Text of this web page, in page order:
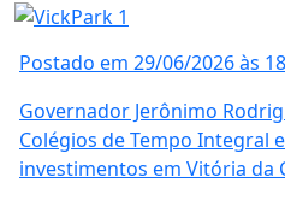
Postado em 29/06/2026 às
Governador Jerônimo
Colégios de Tempo Integral
investimentos em Vitória da